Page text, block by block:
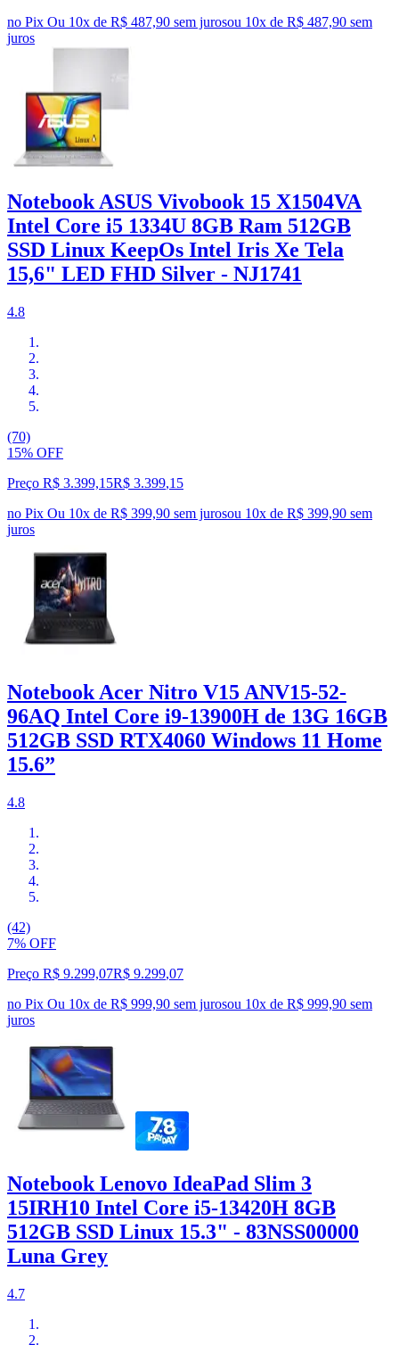
no Pix Ou 10x de R$ 487,90 sem jurosou 10x de R$ 487,90 sem
juros
Notebook ASUS Vivobook 15 X1504VA
Intel Core i5 1334U 8GB Ram 512GB
SSD Linux KeepOs Intel Iris Xe Tela
15,6" LED FHD Silver - NJ1741
4.8
(70)
15% OFF
Preço R$ 3.399,15R$ 3.399,15
no Pix Ou 10x de R$ 399,90 sem jurosou 10x de R$ 399,90 sem
juros
Notebook Acer Nitro V15 ANV15-52-
96AQ Intel Core i9-13900H de 13G 16GB
512GB SSD RTX4060 Windows 11 Home
15.6”
4.8
(42)
7% OFF
Preço R$ 9.299,07R$ 9.299,07
no Pix Ou 10x de R$ 999,90 sem jurosou 10x de R$ 999,90 sem
juros
Notebook Lenovo IdeaPad Slim 3
15IRH10 Intel Core i5-13420H 8GB
512GB SSD Linux 15.3" - 83NSS00000
Luna Grey
4.7